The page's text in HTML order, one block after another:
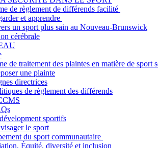
de règlement de différends facilité
et apprendre
un sport plus sain au Nouveau-Brunswick
cérébrale
de traitement des plaintes en matière de
une plainte
directrices
de règlement des différends
sportifs
le sport
du sport communautaire
Équité, diversité et inclusion